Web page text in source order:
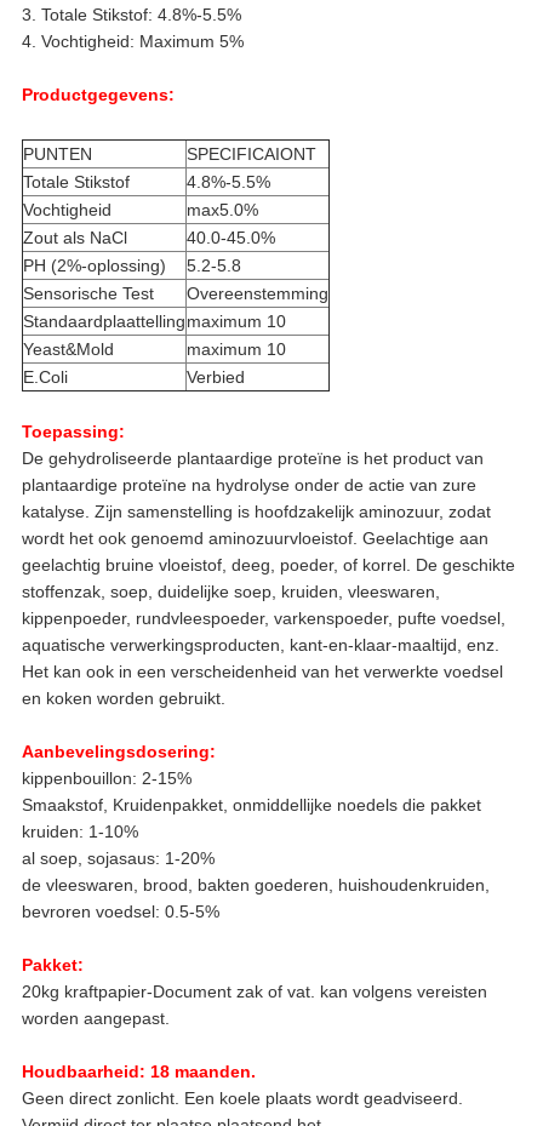
3. Totale Stikstof: 4.8%-5.5%
4. Vochtigheid: Maximum 5%
Productgegevens:
PUNTEN
SPECIFICAIONT
Totale Stikstof
4.8%-5.5%
Vochtigheid
max5.0%
Zout als NaCl
40.0-45.0%
PH (2%-oplossing)
5.2-5.8
Sensorische Test
Overeenstemming
Standaardplaattellingmaximum 10
Yeast&Mold
maximum 10
E.Coli
Verbied
Toepassing:
De gehydroliseerde plantaardige proteïne is het product van
plantaardige proteïne na hydrolyse onder de actie van zure
katalyse. Zijn samenstelling is hoofdzakelijk aminozuur, zodat
wordt het ook genoemd aminozuurvloeistof. Geelachtige aan
geelachtig bruine vloeistof, deeg, poeder, of korrel. De geschikte
stoffenzak, soep, duidelijke soep, kruiden, vleeswaren,
kippenpoeder, rundvleespoeder, varkenspoeder, pufte voedsel,
aquatische verwerkingsproducten, kant-en-klaar-maaltijd, enz.
Het kan ook in een verscheidenheid van het verwerkte voedsel
en koken worden gebruikt.
Aanbevelingsdosering:
kippenbouillon: 2-15%
Smaakstof, Kruidenpakket, onmiddellijke noedels die pakket
kruiden: 1-10%
al soep, sojasaus: 1-20%
de vleeswaren, brood, bakten goederen, huishoudenkruiden,
bevroren voedsel: 0.5-5%
Pakket:
20kg kraftpapier-Document zak of vat. kan volgens vereisten
worden aangepast.
Houdbaarheid: 18 maanden.
Geen direct zonlicht. Een koele plaats wordt geadviseerd.